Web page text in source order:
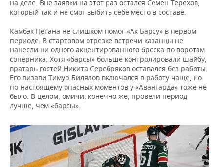
на деле. Вне заявки на этот раз остался Семен Терехов,
который так и не смог выбить себе место в составе.
Камбэк Петана не слишком помог «Ак Барсу» в первом
периоде. В стартовом отрезке встречи казанцы не
нанесли ни одного акцентированного броска по воротам
соперника. Хотя «барсы» больше контролировали шайбу,
вратарь гостей Никита Серебряков оставался без работы.
Его визави Тимур Билялов включался в работу чаще, но
по-настоящему опасных моментов у «Авангарда» тоже не
было. В целом, омичи, конечно же, провели период
лучше, чем «барсы».